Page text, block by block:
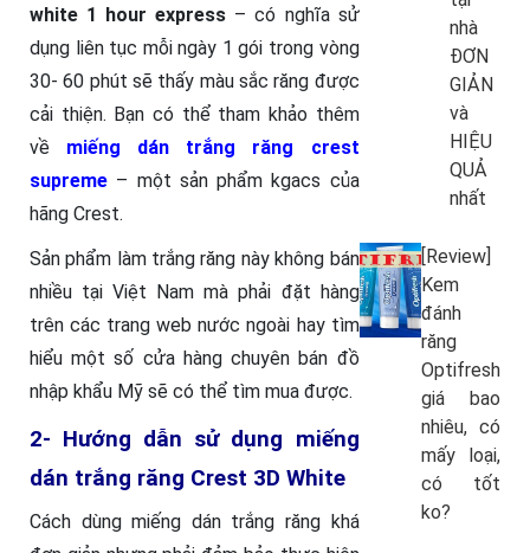
white 1 hour express – có nghĩa sử
dụng liên tục mỗi ngày 1 gói trong vòng
30- 60 phút sẽ thấy màu sắc răng được
cải thiện. Bạn có thể tham khảo thêm
về miếng dán trắng răng crest
supreme – một sản phẩm kgacs của
hãng Crest.
Sản phẩm làm trắng răng này không bán
nhiều tại Việt Nam mà phải đặt hàng
trên các trang web nước ngoài hay tìm
hiểu một số cửa hàng chuyên bán đồ
nhập khẩu Mỹ sẽ có thể tìm mua được.
2- Hướng dẫn sử dụng miếng
dán trắng răng Crest 3D White
Cách dùng miếng dán trắng răng khá
nhà
ĐƠN
GIẢN
và
HIỆU
QUẢ
nhất
[Review]
Kem
đánh
răng
Optifresh
giá bao
nhiêu, có
mấy loại,
có tốt
ko?